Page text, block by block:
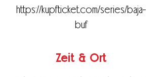
https://kupfticket.com/series/baja-
buf
Zeit & Ort